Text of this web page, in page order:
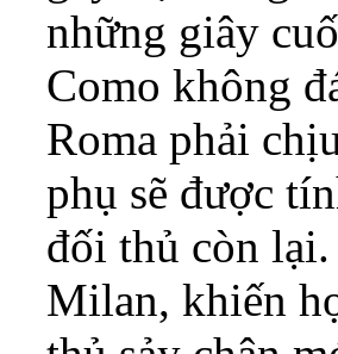
những giây
Como không
Roma phải
phụ sẽ được
đối thủ còn
Milan, khiến